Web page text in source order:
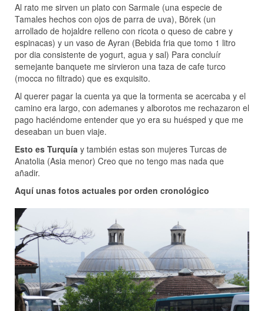
Al rato me sirven un plato con Sarmale (una especie de
Tamales hechos con ojos de parra de uva), Börek (un
arrollado de hojaldre relleno con ricota o queso de cabre y
espinacas) y un vaso de Ayran (Bebida fria que tomo 1 litro
por dia consistente de yogurt, agua y sal) Para concluír
semejante banquete me sirvieron una taza de cafe turco
(mocca no filtrado) que es exquisito.
Al querer pagar la cuenta ya que la tormenta se acercaba y el
camino era largo, con ademanes y alborotos me rechazaron el
pago haciéndome entender que yo era su huésped y que me
deseaban un buen viaje.
Esto es Turquía y también estas son mujeres Turcas de
Anatolia (Asia menor) Creo que no tengo mas nada que
añadir.
Aquí unas fotos actuales por orden cronológico